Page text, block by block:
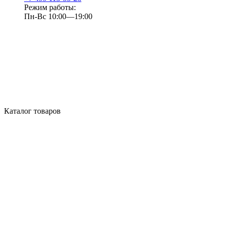
Режим работы:
Пн-Вс 10:00—19:00
Каталог товаров